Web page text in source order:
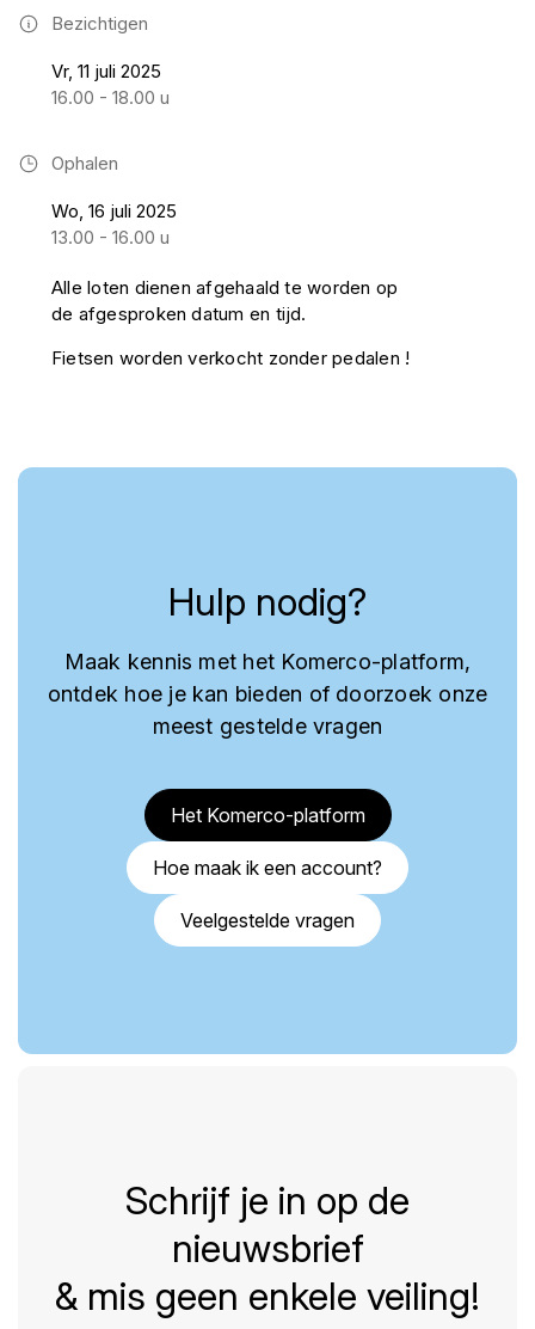
Bezichtigen
Vr, 11 juli 2025
16.00 - 18.00 u
Ophalen
Wo, 16 juli 2025
13.00 - 16.00 u
Alle loten dienen afgehaald te worden op
de afgesproken datum en tijd.
Fietsen worden verkocht zonder pedalen !
Hulp nodig?
Maak kennis met het Komerco-platform,
ontdek hoe je kan bieden of doorzoek onze
meest gestelde vragen
Het Komerco-platform
Hoe maak ik een account?
Veelgestelde vragen
Schrijf je in op de
nieuwsbrief
& mis geen enkele veiling!